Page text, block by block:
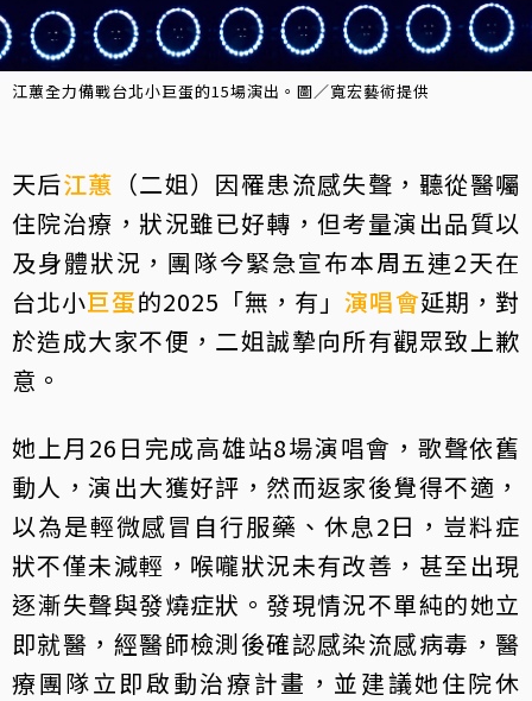
江蕙全力備戰台北小巨蛋的15場演出。圖／寬宏藝術提供
天后江蕙 （二姐）因罹患流感失聲，聽從醫囑
住院治療，狀況雖已好轉，但考量演出品質以
及身體狀況，團隊今緊急宣布本周五連2天在
台北小巨蛋的2025「無，有」演唱會延期，對
於造成大家不便，二姐誠摯向所有觀眾致上歉
意。
她上月26日完成高雄站8場演唱會，歌聲依舊
動人，演出大獲好評，然而返家後覺得不適，
以為是輕微感冒自行服藥、休息2日，豈料症
狀不僅未減輕，喉嚨狀況未有改善，甚至出現
逐漸失聲與發燒症狀。發現情況不單純的她立
即就醫，經醫師檢測後確認感染流感病毒，醫
療團隊立即啟動治療計畫，並建議她住院休